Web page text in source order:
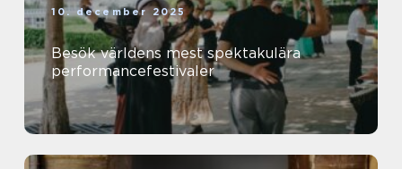
10. december 2025
Besök världens mest spektakulära
performancefestivaler